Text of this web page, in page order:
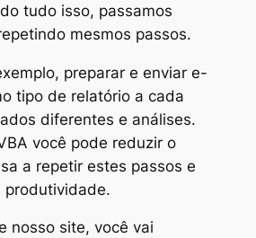
tudo isso, passamos
mesmos passos.
, preparar e enviar e-
tipo de relatório a cada
diferentes e análises.
você pode reduzir o
a repetir estes passos e
produtividade.
nosso site, você vai